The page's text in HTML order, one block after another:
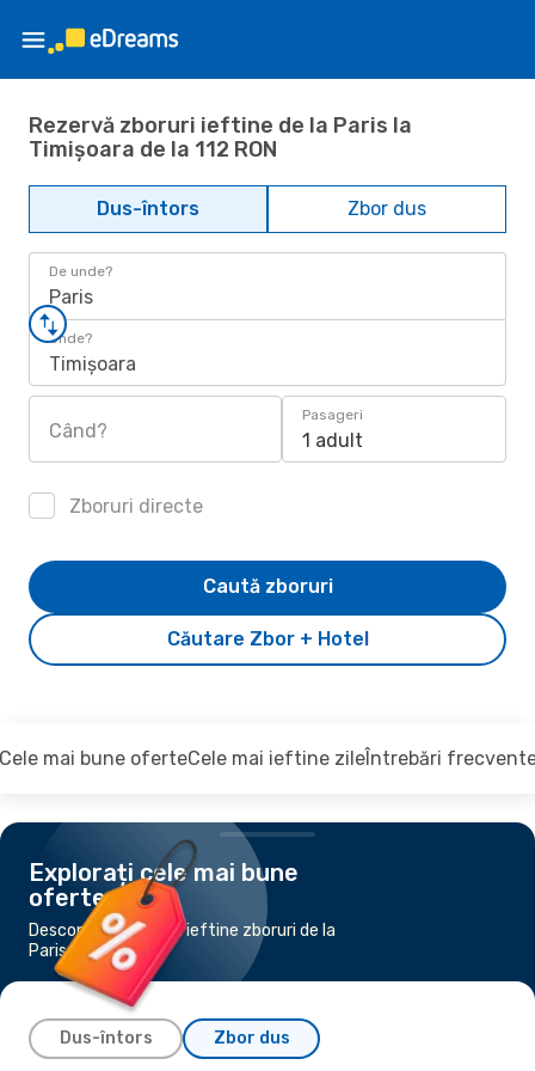
Rezervă zboruri ieftine de la Paris la
Timișoara de la 112 RON
Dus-întors Zbor dus
De unde?
Paris
Unde?
Timișoara
Când?
Pasageri
1 adult
Zboruri directe
Căutare Zbor + Hotel
Caută zboruri
mai bune oferteCele mai ieftine zileÎntrebări
Explorați cele mai bune
oferte
Descoperiți cele mai ieftine zboruri de la
Paris la Timișoara
Dus-întors Zbor dus